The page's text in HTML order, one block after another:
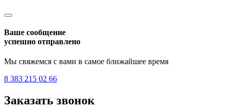
Ваше сообщение
успешно отправлено
Мы свяжемся с вами в самое ближайшее время
8 383 215 02 66
Заказать звонок